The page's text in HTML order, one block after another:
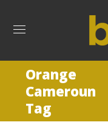
Orange
Cameroun
Tag